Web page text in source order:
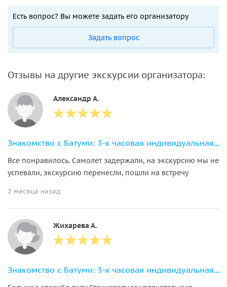
Есть вопрос? Вы можете задать его организатору
Задать вопрос
Отзывы на другие экскурсии организатора:
Александр А.
Знакомство с Батуми: 3-х часовая индивидуальная экскурсия по городу
Все понравилось. Самолет задержали, на экскурсию мы не
успевали, экскурсию перенесли, пошли на встречу
2 месяца назад
Жихарева А.
Знакомство с Батуми: 3-х часовая индивидуальная экскурсия по городу